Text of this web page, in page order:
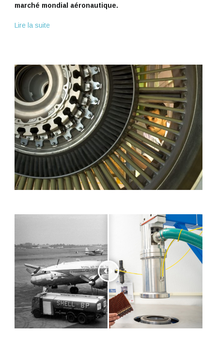
marché mondial aéronautique.
Lire la suite